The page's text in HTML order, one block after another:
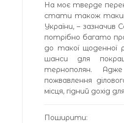
На моє тверде
стати також
України, – зазначив
потрібно багато
до такої щоденної
шанси для
тернополян.
пожвавлення
місця, гідний дохід
Поширити: